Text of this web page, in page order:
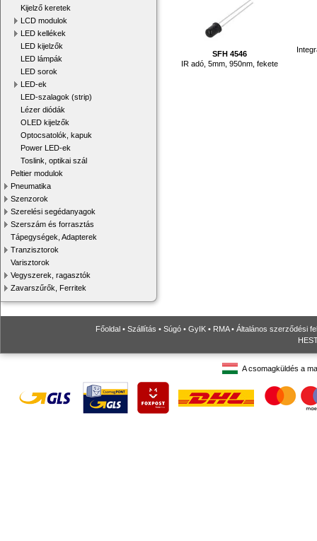
Kijelző keretek
LCD modulok
LED kellékek
LED kijelzők
LED lámpák
LED sorok
LED-ek
LED-szalagok (strip)
Lézer diódák
OLED kijelzők
Optocsatolók, kapuk
Power LED-ek
Toslink, optikai szál
Peltier modulok
Pneumatika
Szenzorok
Szerelési segédanyagok
Szerszám és forrasztás
Tápegységek, Adapterek
Tranzisztorok
Varisztorok
Vegyszerek, ragasztók
Zavarszűrők, Ferritek
SFH 4546
IR adó, 5mm, 950nm, fekete
Főoldal • Szállítás • Súgó • GyIK • RMA• Általános szerződési
A csomagküldés a